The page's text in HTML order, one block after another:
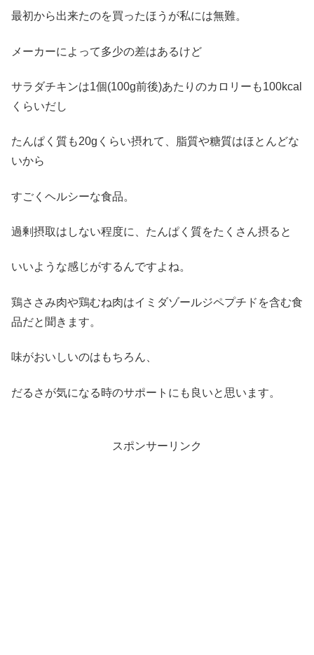
最初から出来たのを買ったほうが私には無難。
メーカーによって多少の差はあるけど
サラダチキンは1個(100g前後)あたりのカロリーも100kcal
くらいだし
たんぱく質も20gくらい摂れて、脂質や糖質はほとんどな
いから
すごくヘルシーな食品。
過剰摂取はしない程度に、たんぱく質をたくさん摂ると
いいような感じがするんですよね。
鶏ささみ肉や鶏むね肉はイミダゾールジペプチドを含む食
品だと聞きます。
味がおいしいのはもちろん、
だるさが気になる時のサポートにも良いと思います。
スポンサーリンク